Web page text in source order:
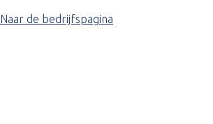
Naar de bedrijfspagina